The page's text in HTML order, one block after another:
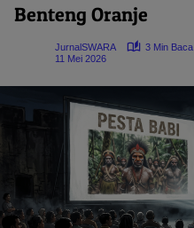
Benteng Oranje
JurnalSWARA
3 Min Baca
11 Mei 2026